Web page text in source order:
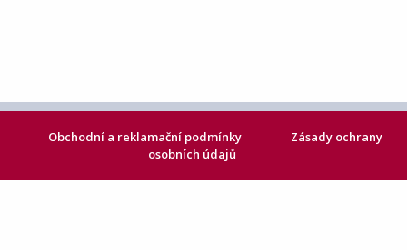
Obchodní a reklamační podmínky
Zásady ochrany
osobních údajů